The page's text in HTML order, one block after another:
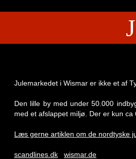
Julemarkedet i Wismar er ikke et af
Den lille by med under 50.000
med et afslappet miljø. Der er kun
Læs gerne artiklen om de nordtyske
scandlines.dk wismar.de